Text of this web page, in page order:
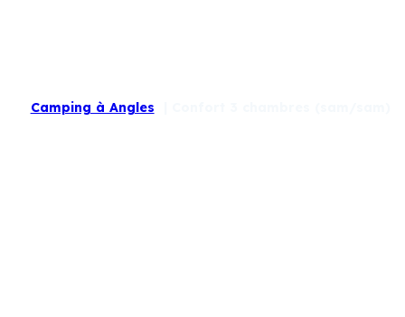
Camping à Angles